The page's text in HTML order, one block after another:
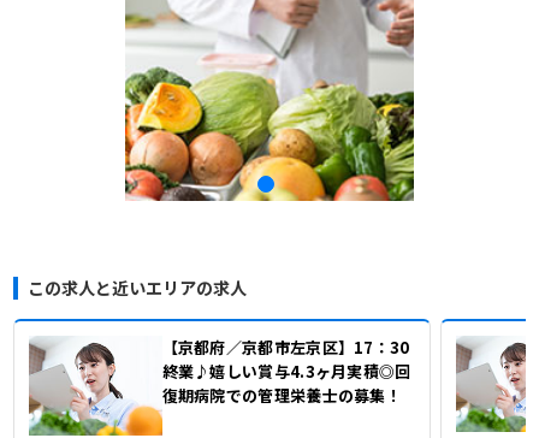
この求人と近いエリアの求人
【京都府／京都市左京区】17：30
終業♪嬉しい賞与4.3ヶ月実積◎回
復期病院での管理栄養士の募集！